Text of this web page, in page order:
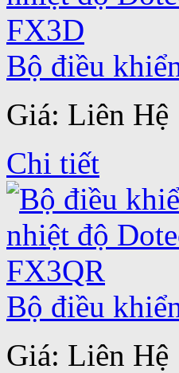
Bộ điều
Giá: Liên Hệ
Chi tiết
Bộ điều
Giá: Liên Hệ